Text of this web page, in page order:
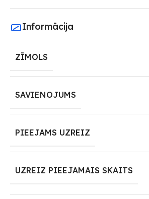
Informācija
ZĪMOLS
SAVIENOJUMS
PIEEJAMS UZREIZ
UZREIZ PIEEJAMAIS SKAITS